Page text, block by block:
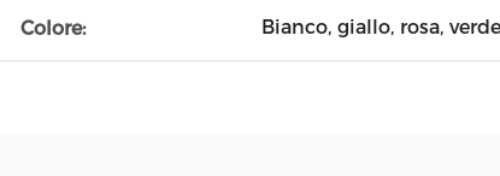
Colore: Bianco, giallo, rosa, verde